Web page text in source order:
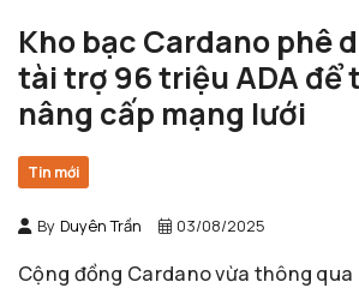
Kho bạc Cardano phê
tài trợ 96 triệu ADA để
nâng cấp mạng lưới
Tin mới
By Duyên Trần 03/08/2025
Cộng đồng Cardano vừa thông